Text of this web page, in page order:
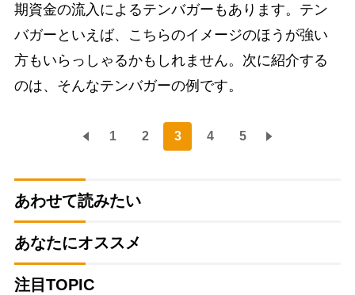
期資金の流入によるテンバガーもあります。テン
バガーといえば、こちらのイメージのほうが強い
方もいらっしゃるかもしれません。次に紹介する
のは、そんなテンバガーの例です。
1 2 3 4 5
あわせて読みたい
あなたにオススメ
注目TOPIC